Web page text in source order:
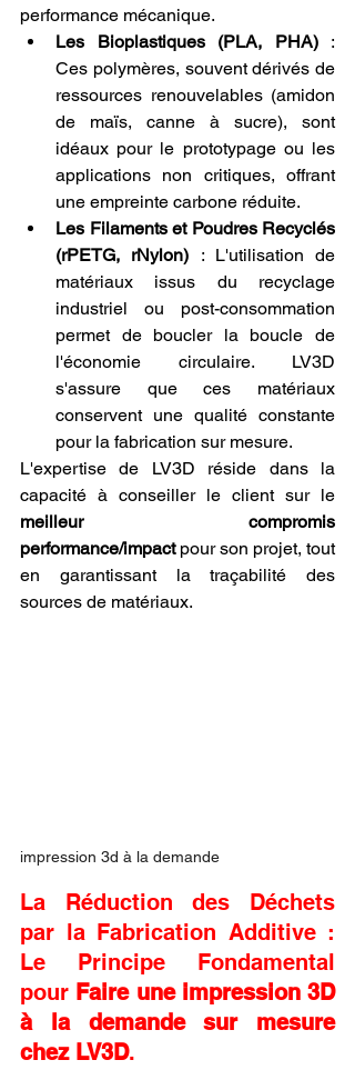
performance mécanique.
Les Bioplastiques (PLA, PHA) :
Ces polymères, souvent dérivés de
ressources renouvelables (amidon
de maïs, canne à sucre), sont
idéaux pour le prototypage ou les
applications non critiques, offrant
une empreinte carbone réduite.
Les Filaments et Poudres Recyclés
(rPETG, rNylon) : L'utilisation de
matériaux issus du recyclage
industriel ou post-consommation
permet de boucler la boucle de
l'économie circulaire. LV3D
s'assure que ces matériaux
conservent une qualité constante
pour la fabrication sur mesure.
L'expertise de LV3D réside dans la
meilleur compromis
performance/impact pour son projet, tout
en garantissant la traçabilité des
sources de matériaux.
impression 3d à la demande
La Réduction des Déchets
par la Fabrication Additive :
Le Principe Fondamental
pour Faire une impression 3D
à la demande sur mesure
chez LV3D.